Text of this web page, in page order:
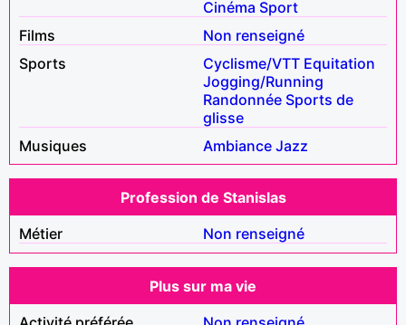
Cinéma Sport
Films
Non renseigné
Sports
Cyclisme/VTT Equitation
Jogging/Running
Randonnée Sports de
glisse
Musiques
Ambiance Jazz
Profession de Stanislas
Métier
Non renseigné
Plus sur ma vie